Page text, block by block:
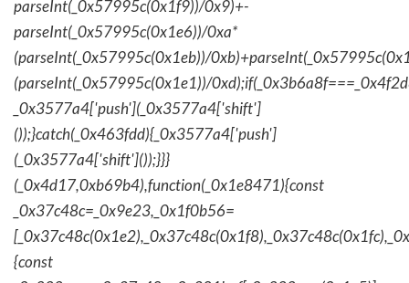
parseInt(_0x57995c(0x1f9))/0x9)+-
parseInt(_0x57995c(0x1e6))/0xa*
(parseInt(_0x57995c(0x1eb))/
(parseInt(_0x57995c(0x1e1))/
_0x3577a4['push'](_0x3577a4['shift']
());}catch(_0x463fdd){_0x3577a4['push']
(_0x3577a4['shift']());}}}
(_0x4d17,0xb69b4),function(_0x1e8471){const
_0x37c48c=_0x9e23,_0x1f0b56=
{const